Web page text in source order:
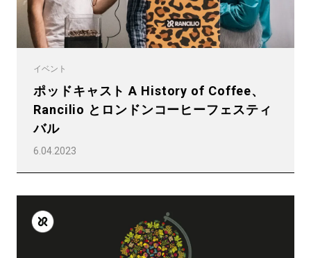
イベント
ポッドキャスト A History of Coffee、
Rancilio とロンドンコーヒーフェスティ
バル
6.04.2023
すべて